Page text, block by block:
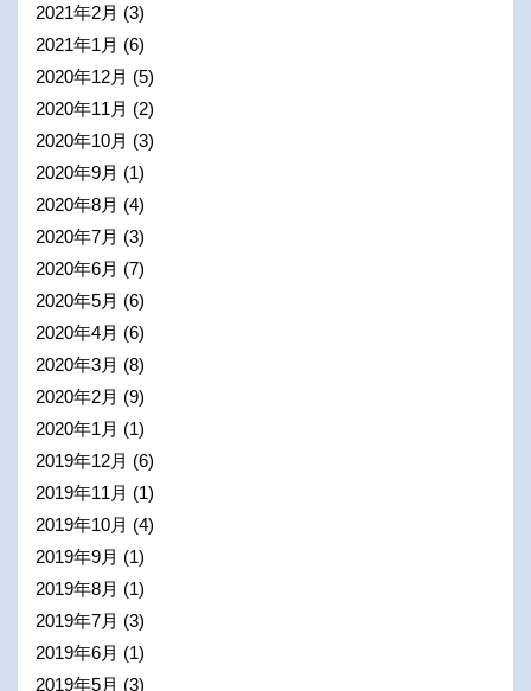
2021年2月 (3)
2021年1月 (6)
2020年12月 (5)
2020年11月 (2)
2020年10月 (3)
2020年9月 (1)
2020年8月 (4)
2020年7月 (3)
2020年6月 (7)
2020年5月 (6)
2020年4月 (6)
2020年3月 (8)
2020年2月 (9)
2020年1月 (1)
2019年12月 (6)
2019年11月 (1)
2019年10月 (4)
2019年9月 (1)
2019年8月 (1)
2019年7月 (3)
2019年6月 (1)
2019年5月 (3)